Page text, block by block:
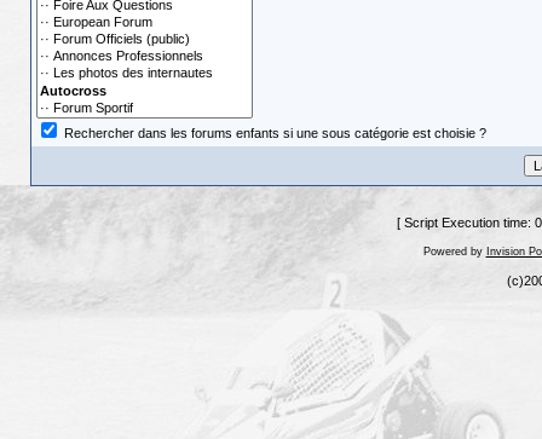
Rechercher dans les forums enfants si une sous catégorie est choisie ?
[ Script Execution time:
Powered by Invision